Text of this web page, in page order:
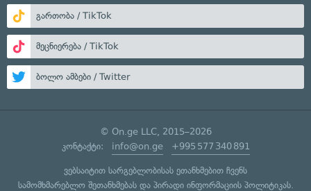
გართობა / TikTok
მეცნიერება / TikTok
ბოლო ამბები / Twitter
© On.ge LLC, 2015–2026
კონტაქტი: info@on.ge +995 577 340 891
ვებსაიტით სარგებლობისას ეთანხმებით ჩვენს
სამომხმარებლო შეთანხმებასდა პირადი ინფორმაციის პოლიტიკას.